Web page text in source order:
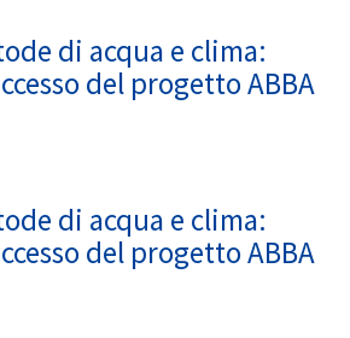
di acqua e clima:
del progetto ABBA
di acqua e clima:
del progetto ABBA